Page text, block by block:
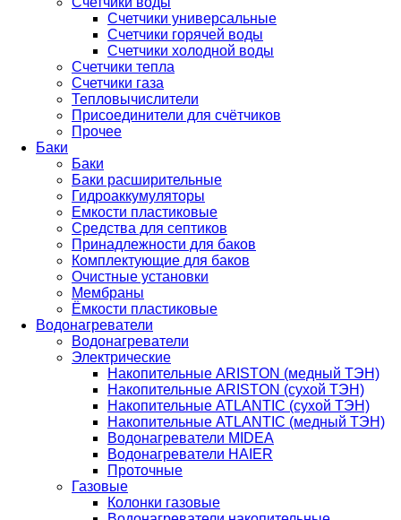
Счетчики универсальные
Счетчики горячей воды
Счетчики холодной воды
Счетчики тепла
Счетчики газа
Тепловычислители
Присоединители для счётчиков
Прочее
Баки
Баки
Баки расширительные
Гидроаккумуляторы
Емкости пластиковые
Средства для септиков
Принадлежности для баков
Комплектующие для баков
Очистные установки
Мембраны
Ёмкости пластиковые
Водонагреватели
Водонагреватели
Электрические
Накопительные ARISTON (медный ТЭН)
Накопительные ARISTON (сухой ТЭН)
Накопительные ATLANTIC (сухой ТЭН)
Накопительные ATLANTIC (медный ТЭН)
Водонагреватели MIDEA
Водонагреватели HAIER
Проточные
Газовые
Колонки газовые